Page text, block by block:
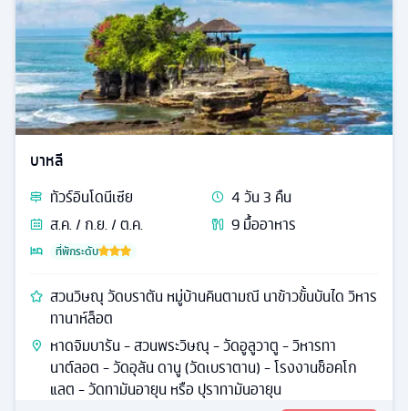
บาหลี
ทัวร์อินโดนีเซีย 4วัน3 คืน
ส.ค. / ก.ย. / ต.ค.
9มื้ออาหาร
ที่พักระดับ
สวนวิษณุ วัดบราตัน หมู่บ้านคินตามณี นาข้าวขั้นบันได วิหาร
ทานาห์ล็อต
หาดจิมบารัน - สวนพระวิษณุ - วัดอูลูวาตู - วิหารทา
นาต์ลอต - วัดอุลัน ดานู (วัดเบราตาน) - โรงงานช็อคโก
แลต - วัดทามันอายุน หรือ ปุราทามันอายุน